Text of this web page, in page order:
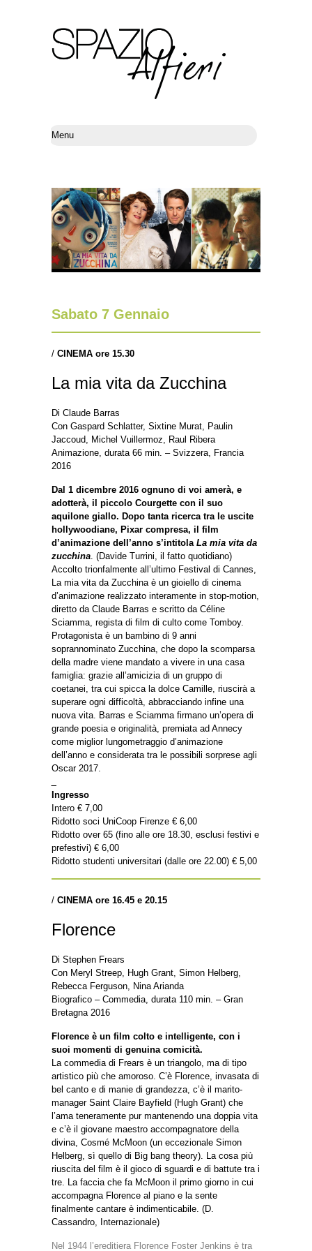
Sabato 7 Gennaio
/ CINEMA ore 15.30
La mia vita da Zucchina
Di Claude Barras
Con Gaspard Schlatter, Sixtine Murat, Paulin
Jaccoud, Michel Vuillermoz, Raul Ribera
Animazione, durata 66 min. – Svizzera, Francia
2016
Dal 1 dicembre 2016 ognuno di voi amerà, e
adotterà, il piccolo Courgette con il suo
aquilone giallo. Dopo tanta ricerca tra le uscite
hollywoodiane, Pixar compresa, il film
d’animazione dell’anno s’intitola La mia vita da
zucchina. (Davide Turrini, il fatto quotidiano)
Accolto trionfalmente all’ultimo Festival di Cannes,
La mia vita da Zucchina è un gioiello di cinema
d’animazione realizzato interamente in stop-motion,
diretto da Claude Barras e scritto da Céline
Sciamma, regista di film di culto come Tomboy.
Protagonista è un bambino di 9 anni
soprannominato Zucchina, che dopo la scomparsa
della madre viene mandato a vivere in una casa
famiglia: grazie all’amicizia di un gruppo di
coetanei, tra cui spicca la dolce Camille, riuscirà a
superare ogni difficoltà, abbracciando infine una
nuova vita. Barras e Sciamma firmano un’opera di
grande poesia e originalità, premiata ad Annecy
come miglior lungometraggio d’animazione
dell’anno e considerata tra le possibili sorprese agli
Oscar 2017.
Ingresso
Intero € 7,00
Ridotto soci UniCoop Firenze € 6,00
Ridotto over 65 (fino alle ore 18.30, esclusi festivi e
prefestivi) € 6,00
Ridotto studenti universitari (dalle ore 22.00) € 5,00
/ CINEMA ore 16.45 e 20.15
Florence
Di Stephen Frears
Con Meryl Streep, Hugh Grant, Simon Helberg,
Rebecca Ferguson, Nina Arianda
Biografico – Commedia, durata 110 min. – Gran
Bretagna 2016
Florence è un film colto e intelligente, con i
suoi momenti di genuina comicità.
La commedia di Frears è un triangolo, ma di tipo
artistico più che amoroso. C’è Florence, invasata di
bel canto e di manie di grandezza, c’è il marito-
manager Saint Claire Bayfield (Hugh Grant) che
l’ama teneramente pur mantenendo una doppia vita
e c’è il giovane maestro accompagnatore della
divina, Cosmé McMoon (un eccezionale Simon
Helberg, sì quello di Big bang theory). La cosa più
riuscita del film è il gioco di sguardi e di battute tra i
tre. La faccia che fa McMoon il primo giorno in cui
accompagna Florence al piano e la sente
finalmente cantare è indimenticabile. (D.
Cassandro, Internazionale)
Nel 1944 l’ereditiera Florence Foster Jenkins è tra